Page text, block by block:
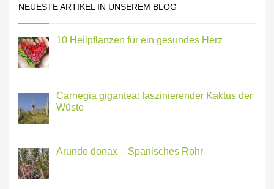
NEUESTE ARTIKEL IN UNSEREM BLOG
10 Heilpflanzen für ein gesundes Herz
Carnegia gigantea: faszinierender Kaktus der
Wüste
Arundo donax – Spanisches Rohr